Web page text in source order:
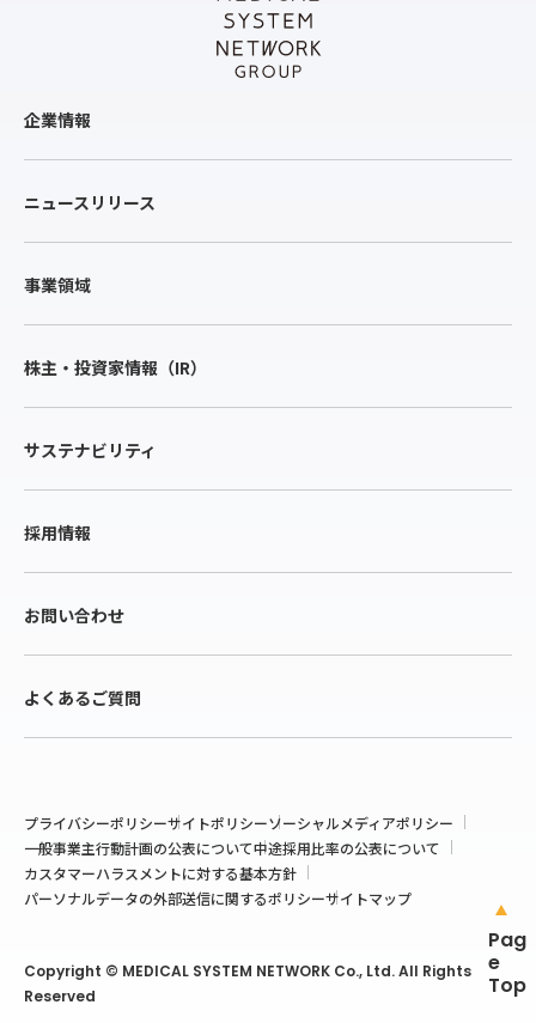
Pag
e
Top
企業情報
ニュースリリース
事業領域
株主・投資家情報（IR）
サステナビリティ
採用情報
お問い合わせ
よくあるご質問
プライバシーポリシーサイトポリシーソーシャルメディアポリシー
一般事業主行動計画の公表について中途採用比率の公表について
カスタマーハラスメントに対する基本方針
パーソナルデータの外部送信に関するポリシーサイトマップ
Copyright © MEDICAL SYSTEM NETWORK Co., Ltd. All Rights
Reserved